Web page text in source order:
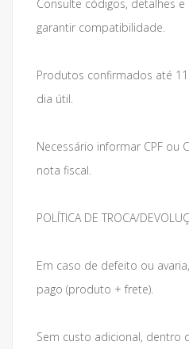
Consulte códigos, detalhes
garantir compatibilidade.
Produtos confirmados até
dia útil.
Necessário informar CPF ou
nota fiscal.
POLÍTICA DE TROCA/
Em caso de defeito ou
pago (produto + frete).
Sem custo adicional, dentro